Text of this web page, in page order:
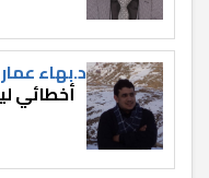
د.بهاء عمار
أخطائي